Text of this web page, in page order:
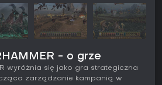
- o grze
wyróżnia się jako gra strategiczna
zarządzanie kampanią w